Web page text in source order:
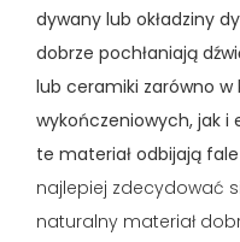
dywany lub okładziny
dobrze pochłaniają
lub ceramiki zarówno w
wykończeniowych, jak i
te materiał odbijają
najlepiej zdecydować
naturalny materiał